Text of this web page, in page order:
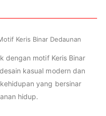
Keris Binar Dedaunan
dengan motif Keris Binar
kasual modern dan
yang bersinar
hidup.